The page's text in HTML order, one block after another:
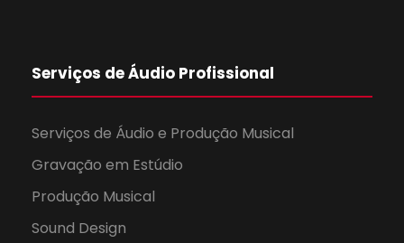
Serviços de Áudio Profissional
Serviços de Áudio e Produção Musical
Gravação em Estúdio
Produção Musical
Sound Design